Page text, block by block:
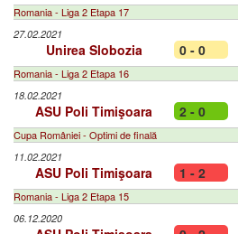
Romania - Liga 2 Etapa 17
27.02.2021
Unirea Slobozia 0 - 0
Romania - Liga 2 Etapa 16
18.02.2021
ASU Poli Timişoara 2 - 0
Cupa României - Optimi de finală
11.02.2021
ASU Poli Timişoara 1 - 2
Romania - Liga 2 Etapa 15
06.12.2020